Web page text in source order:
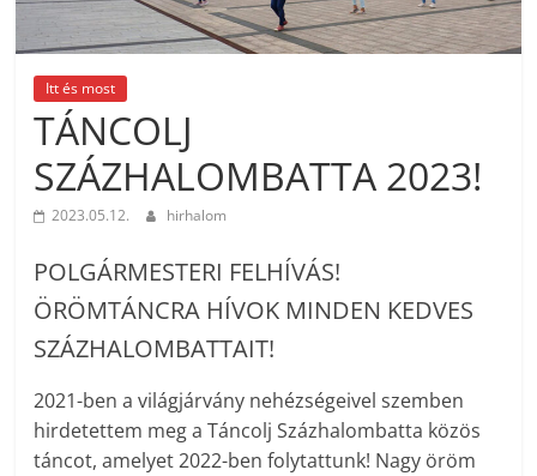
Itt és most
TÁNCOLJ
SZÁZHALOMBATTA 2023!
2023.05.12. hirhalom
POLGÁRMESTERI FELHÍVÁS!
ÖRÖMTÁNCRA HÍVOK MINDEN KEDVES
SZÁZHALOMBATTAIT!
2021-ben a világjárvány nehézségeivel szemben
hirdetettem meg a Táncolj Százhalombatta közös
táncot, amelyet 2022-ben folytattunk! Nagy öröm